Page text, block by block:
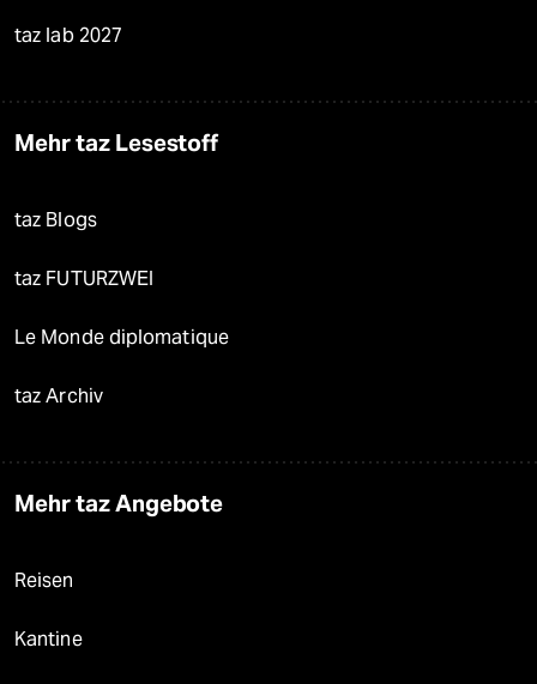
taz lab 2027
Mehr taz Lesestoff
taz Blogs
taz FUTURZWEI
Le Monde diplomatique
taz Archiv
Mehr taz Angebote
Reisen
Kantine